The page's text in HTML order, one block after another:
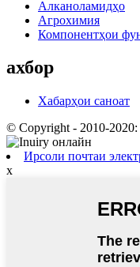
Алканоламидҳо
Агрохимия
Компонентҳои
ахбор
Хабарҳои саноат
© Copyright - 2010-
Ирсоли почтаи
x